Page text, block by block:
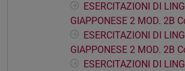
ESERCITAZIONI DI
GIAPPONESE 2 MOD. 2B
ESERCITAZIONI DI
GIAPPONESE 2 MOD. 2B
ESERCITAZIONI DI